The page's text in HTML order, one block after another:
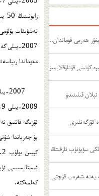
ھەربى قوماندان..
ﻗﯩﻠﯩﻨﯩﺪﯗ
ﻛﯚﺭﮔﻪﻧﻠﯩﺮﻯ
سۆيۈنۈپ تارقىتڭ
يەنە شەرەپ قۇچتى
ﺗﻪﺷﯟﯨﻘﺎﺕ
2007-
ﻣﻪﻳﺪﺍﻧﺪﺍ
2007-ﻳﯩﻠﻰ 11-ﺋﺎﻳﺪﺍ ﮔﯘﺍﯕﺪﯗﯓ ﺗﯧﻠﯧﯟﯨﻴﻪ ﺋﯩﺴﺘﺎﻧﺴﯩﺴﯩﺪﺍ ﺋﯜﭺ ﺋﺎﻳﻠﯩﻖ ﺑﯩﻠﯩﻢ ﺋﺎﺷﯘﺭﯗﺵ ﺷﻪﺭﯨﭙﯩﮕﻪ ﺋﯧﺮﯨﺸﺘﻰ.
ﺋﯚﺯﯨﮕﻪ ﻗﺎﺗﺘﯩﻖ
ﺑﯘ ﺟﻪﺭﻳﺎﻧﺪﺍ
ﺋﯩﺴﺘﺎﻧﺴﯩﺴﻰ
ﻛﻪﻟﻤﻪﻛﺘﻪ.